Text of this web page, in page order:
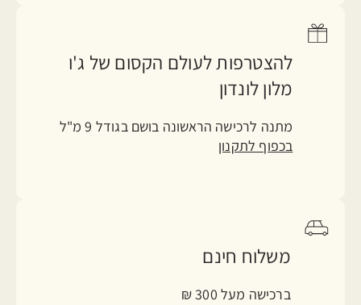
להצטרפות לעולם הקסום של ג'ו
מלון לונדון
מתנה לרכישה הראשונה בושם בגודל 9 מ"ל
בכפוף לתקנון
משלוח חינם
ברכישה מעל 300 ₪